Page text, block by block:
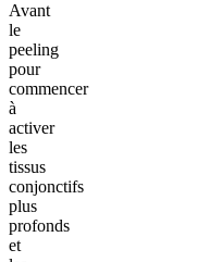
Avant
le
peeling
pour
commencer
à
activer
les
tissus
conjonctifs
plus
profonds
et